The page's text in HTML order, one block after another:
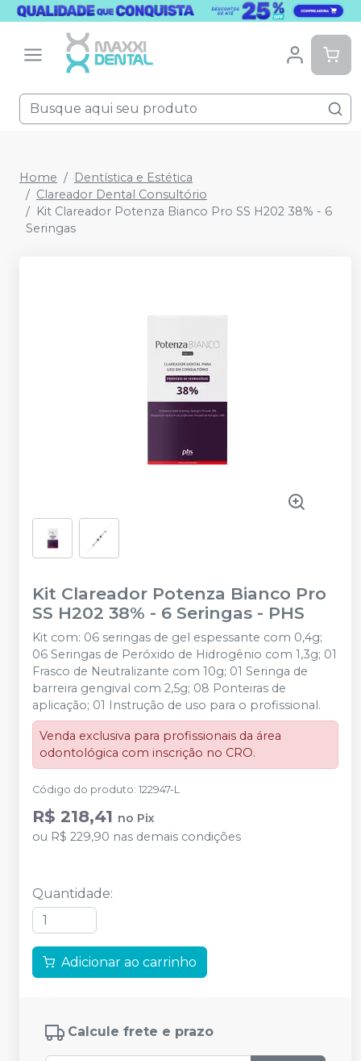
Home
Dentística e Estética
Clareador Dental Consultório
Kit Clareador Potenza Bianco Pro SS H202 38% - 6
Seringas
Kit Clareador Potenza Bianco Pro
SS H202 38% - 6 Seringas - PHS
Kit com: 06 seringas de gel espessante com 0,4g;
06 Seringas de Peróxido de Hidrogênio com 1,3g; 01
Frasco de Neutralizante com 10g; 01 Seringa de
barreira gengival com 2,5g; 08 Ponteiras de
aplicação; 01 Instrução de uso para o profissional.
Venda exclusiva para profissionais da área
odontológica com inscrição no CRO.
Código do produto: 122947-L
R$ 218,41 no Pix
ou R$ 229,90 nas demais condições
Quantidade:
Adicionar ao carrinho
Calcule frete e prazo